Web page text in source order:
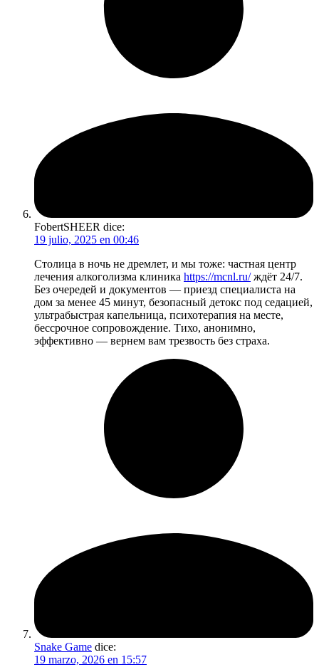
FobertSHEER dice:
19 julio, 2025 en 00:46
Столица в ночь не дремлет, и мы тоже: частная центр
лечения алкоголизма клиника https://mcnl.ru/ждёт 24/7.
Без очередей и документов — приезд специалиста на
дом за менее 45 минут, безопасный детокс под седацией,
ультрабыстрая капельница, психотерапия на месте,
бессрочное сопровождение. Тихо, анонимно,
эффективно — вернем вам трезвость без страха.
Snake Game dice:
19 marzo, 2026 en 15:57